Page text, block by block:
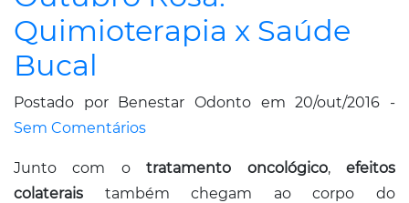
Quimioterapia x Saúde
Bucal
Postado por Benestar Odonto em 20/out/2016 -
Sem Comentários
Junto com otratamento oncológico,efeitos
colaterais também chegam ao corpo do